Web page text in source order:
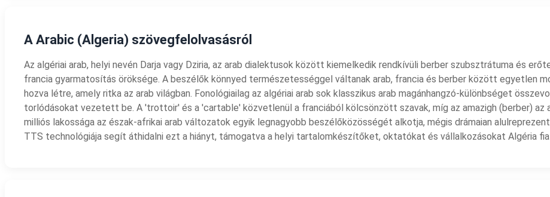
A Arabic (Algeria) szövegfelolvasásról
Az algériai arab, helyi nevén Darja vagy Dziria, az arab dialektusok között kiemelkedik rendkívüli berber szubsztrátuma és
francia gyarmatosítás öröksége. A beszélők könnyed természetességgel váltanak arab, francia és berber között egyetlen
hozva létre, amely ritka az arab világban. Fonológiailag az algériai arab sok klasszikus arab magánhangzó-különbséget
torlódásokat vezetett be. A 'trottoir' és a 'cartable' közvetlenül a franciából kölcsönzött szavak, míg az amazigh (berber) az
milliós lakossága az észak-afrikai arab változatok egyik legnagyobb beszélőközösségét alkotja, mégis drámaian
TTS technológiája segít áthidalni ezt a hiányt, támogatva a helyi tartalomkészítőket, oktatókat és vállalkozásokat Algéria